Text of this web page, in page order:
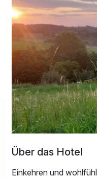
Über das Hotel
Einkehren und